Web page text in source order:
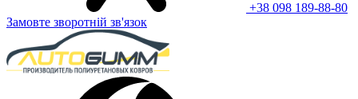
+38 098 189-88-80
Замовте зворотній зв'язок